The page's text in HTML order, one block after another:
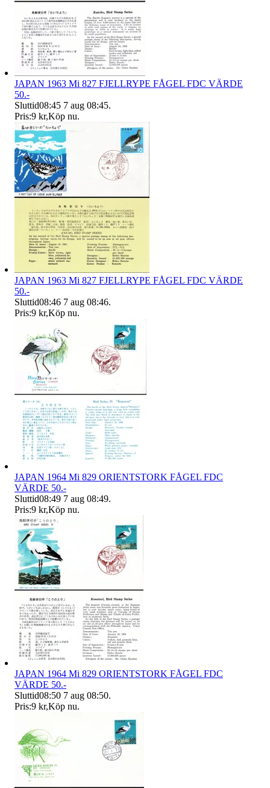
JAPAN 1963 Mi 827 FJELLRYPE FÅGEL FDC VÄRDE
50.-
Sluttid08:45 7 aug 08:45.
Pris:9 kr,Köp nu.
JAPAN 1963 Mi 827 FJELLRYPE FÅGEL FDC VÄRDE
50.-
Sluttid08:46 7 aug 08:46.
Pris:9 kr,Köp nu.
JAPAN 1964 Mi 829 ORIENTSTORK FÅGEL FDC
VÄRDE 50.-
Sluttid08:49 7 aug 08:49.
Pris:9 kr,Köp nu.
JAPAN 1964 Mi 829 ORIENTSTORK FÅGEL FDC
VÄRDE 50.-
Sluttid08:50 7 aug 08:50.
Pris:9 kr,Köp nu.